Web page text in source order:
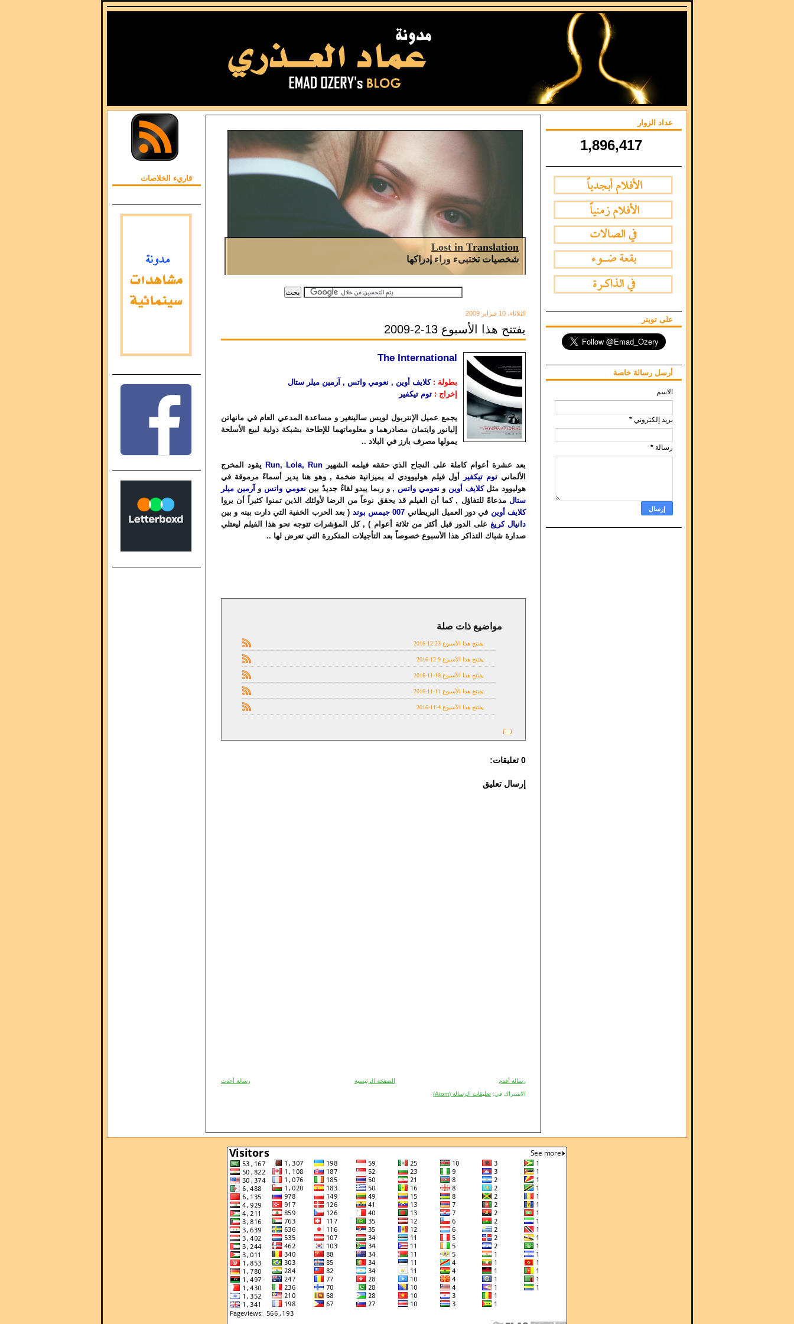
قاريء الخلاصات
Lost in Translation
شخصيات تختبىء وراء إدراكها
الثلاثاء، 10 فبراير 2009
يفتتح هذا الأسبوع 13-2-2009
The International
بطولة : كلايف أوين , نعومي واتس , آرمين ميلر ستال
إخراج : توم تيكفير
يجمع عميل الإنتربول لويس سالينغير و مساعدة المدعي العام في مانهاتن
إليانور وايتمان مصادرهما و معلوماتهما للإطاحة بشبكة دولية لبيع الأسلحة
يمولها مصرف بارز في البلاد ..
بعد عشرة أعوام كاملة على النجاح الذي حققه فيلمه الشهيرRun, Lola, Run يقود المخرج
الألماني توم تيكفير
أول فيلم هوليوودي له بميزانية ضخمة , وهو هنا يدير أسماءً مرموقة في
هوليوود مثلكلايف أوين و نعومي واتس , و ربما يبدو لقاءٌ جديدٌ بين نعومي واتس و آرمين ميلر
ستال مدعاةً للتفاؤل , كما أن الفيلم قد يحقق نوعاً من الرضا لأولئك الذين تمنوا كثيراً أن يروا
كلايف أوين في دور العميل البريطاني 007 جيمس بوند
( بعد الحرب الخفية التي دارت بينه و بين
دانيال كريغ على الدور قبل أكثر من ثلاثة أعوام ) , كل المؤشرات تتوجه نحو هذا الفيلم ليعتلي
صدارة شباك التذاكر هذا الأسبوع خصوصاً بعد التأجيلات المتكررة التي تعرض لها ..
مواضيع ذات صلة
يفتتح هذا الأسبوع 23-12-2016
يفتتح هذا الأسبوع 9-12-2016
يفتتح هذا الأسبوع 18-11-2016
يفتتح هذا الأسبوع 11-11-2016
يفتتح هذا الأسبوع 4-11-2016
0 تعليقات:
إرسال تعليق
رسالة أحدث رسالة أقدم
الصفحة الرئيسية
الاشتراك في: تعليقات الرسالة (Atom)
عداد الزوار
1,896,417
على تويتر
أرسل رسالة خاصة
الاسم
بريد إلكتروني *
رسالة *